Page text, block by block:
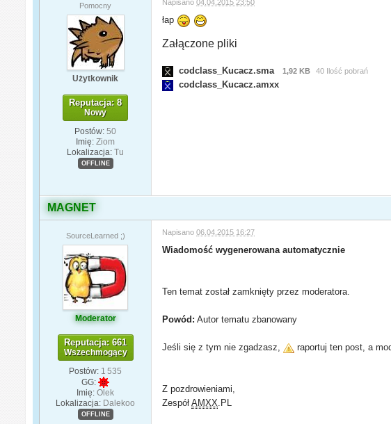
Pomocny
Użytkownik
Reputacja: 8
Nowy
Postów: 50
Imię: Ziom
Lokalizacja: Tu
OFFLINE
Napisano04.04.2015 23:50
łap
Załączone pliki
codclass_Kucacz.sma 1,92 KB 40 Ilość pobrań
codclass_Kucacz.amxx
MAGNET
SourceLearned ;)
Moderator
Reputacja: 661
Wszechmogący
Postów: 1 535
GG:
Imię: Olek
Lokalizacja: Dalekoo
OFFLINE
Napisano06.04.2015 16:27
Wiadomość wygenerowana automatycznie
Ten temat został zamknięty przez moderatora.
Powód: Autor tematu zbanowany
Jeśli się z tym nie zgadzasz, raportuj ten post, a
Z pozdrowieniami,
ZespółAMXX.PL